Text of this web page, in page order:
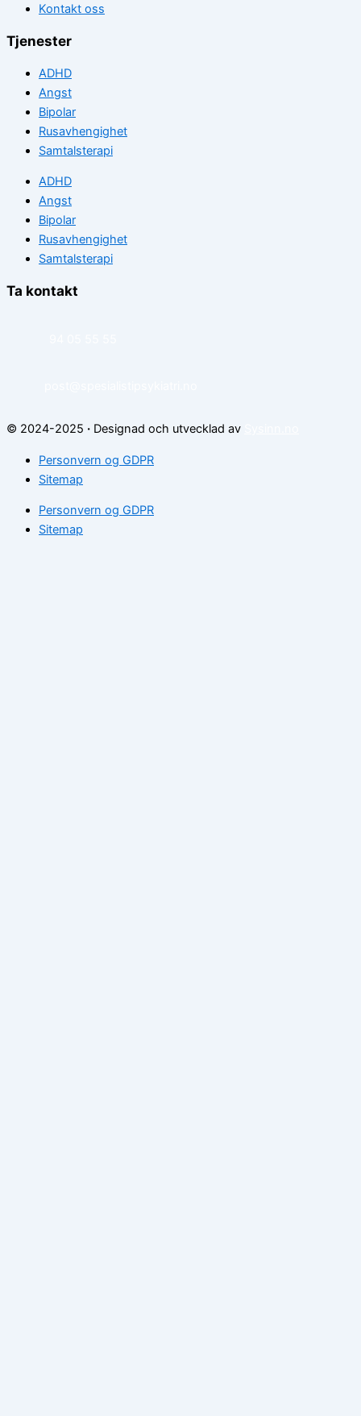
Kontakt oss
Tjenester
ADHD
Angst
Bipolar
Rusavhengighet
Samtalsterapi
ADHD
Angst
Bipolar
Rusavhengighet
Samtalsterapi
Ta kontakt
© 2024-2025 · Designad och utvecklad av
Personvern og GDPR
Sitemap
Personvern og GDPR
Sitemap